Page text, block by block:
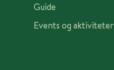
Guide
Events og aktiviteter